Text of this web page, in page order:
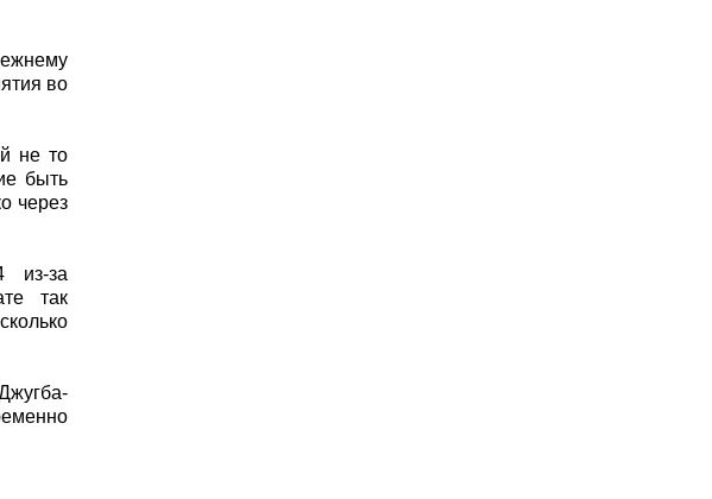
во
не то
быть
через
из-за
так